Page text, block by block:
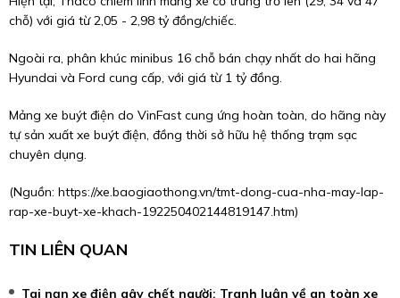
chỗ) với giá từ 2,05 - 2,98 tỷ đồng/chiếc.
Ngoài ra, phân khúc minibus 16 chỗ bán chạy nhất do hai hãng
Hyundai và Ford cung cấp, với giá từ 1 tỷ đồng.
Mảng xe buýt điện do VinFast cung ứng hoàn toàn, do hãng này
tự sản xuất xe buýt điện, đồng thời sở hữu hệ thống trạm sạc
chuyên dụng.
(Nguồn: https://xe.baogiaothong.vn/tmt-dong-cua-nha-may-lap-
rap-xe-buyt-xe-khach-192250402144819147.htm)
TIN LIÊN QUAN
Tai nạn xe điện gây chết người: Tranh luận về an toàn xe